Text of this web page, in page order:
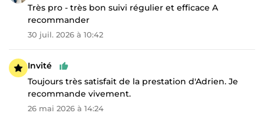
Très pro - très bon suivi régulier et efficace A
recommander
30 juil. 2026 à 10:42
Invité
Toujours très satisfait de la prestation d'Adrien. Je
recommande vivement.
26 mai 2026 à 14:24